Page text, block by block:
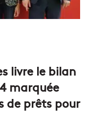
livre le bilan
marquée
de prêts pour